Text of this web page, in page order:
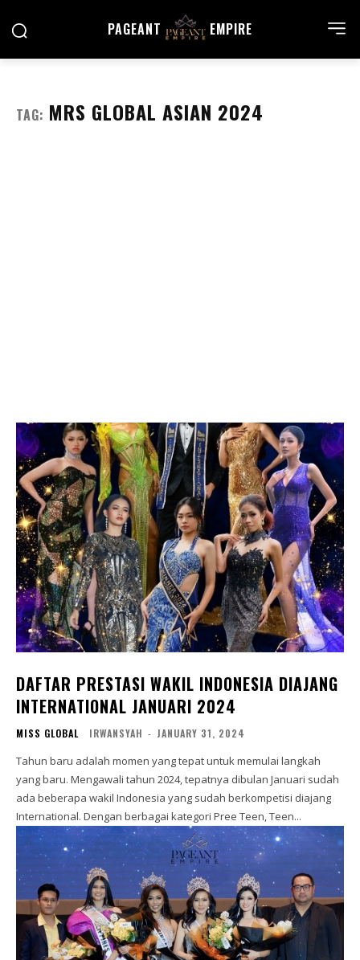
PAGEANT EMPIRE
TAG: MRS GLOBAL ASIAN 2024
DAFTAR PRESTASI WAKIL INDONESIA DIAJANG
INTERNATIONAL JANUARI 2024
MISS GLOBAL IRWANSYAH - JANUARY 31, 2024
Tahun baru adalah momen yang tepat untuk memulai langkah
yang baru. Mengawali tahun 2024, tepatnya dibulan Januari sudah
ada beberapa wakil Indonesia yang sudah berkompetisi diajang
International. Dengan berbagai kategori Pree Teen, Teen...